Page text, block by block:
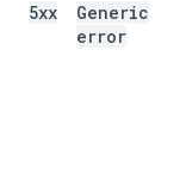
5xx
Generic
error